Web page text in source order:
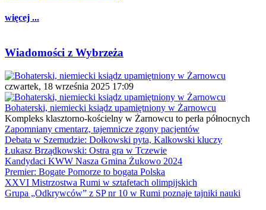
więcej ...
Wiadomości z Wybrzeża
czwartek, 18 września 2025 17:09
Bohaterski, niemiecki ksiądz upamiętniony w Żarnowcu
Kompleks klasztorno-kościelny w Żarnowcu to perła północnych
Zapomniany cmentarz, tajemnicze zgony pacjentów
Debata w Szemudzie: Dołkowski pyta, Kalkowski kluczy
Łukasz Brządkowski: Ostra gra w Tczewie
Kandydaci KWW Nasza Gmina Żukowo 2024
Premier: Bogate Pomorze to bogata Polska
XXVI Mistrzostwa Rumi w sztafetach olimpijskich
Grupa „Odkrywców” z SP nr 10 w Rumi poznaje tajniki nauki